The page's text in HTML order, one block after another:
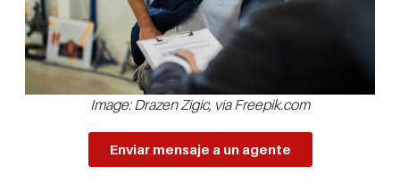
Image: Drazen Zigic, via Freepik.com
Enviar mensaje a un agente